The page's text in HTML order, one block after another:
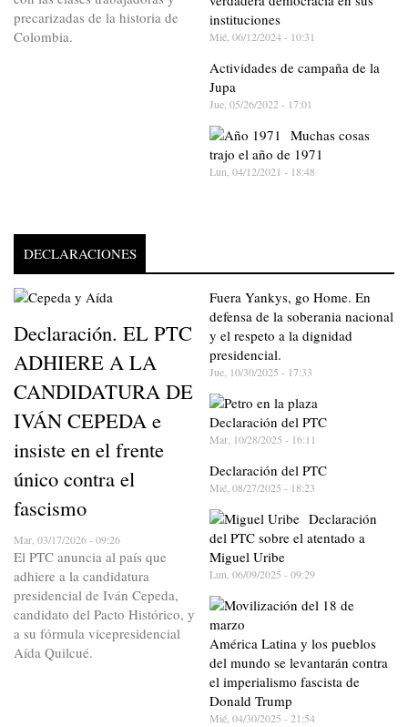
precarizadas de la historia de
Colombia.
instituciones
Mié, 06/12/2024 - 10:31
Actividades de campaña de la
Jupa
Jue, 05/26/2022 - 17:01
Muchas cosas
trajo el año de 1971
Lun, 04/12/2021 - 18:48
DECLARACIONES
Declaración. EL PTC
ADHIERE A LA
CANDIDATURA DE
IVÁN CEPEDA e
insiste en el frente
único contra el
fascismo
Mar, 03/17/2026 - 09:26
El PTC anuncia al país que
adhiere a la candidatura
presidencial de Iván Cepeda,
candidato del Pacto Histórico, y
a su fórmula vicepresidencial
Aída Quilcué.
Fuera Yankys, go Home. En
defensa de la soberania nacional
y el respeto a la dignidad
presidencial.
Jue, 10/30/2025 - 17:33
Declaración del PTC
Mar, 10/28/2025 - 16:11
Declaración del PTC
Mié, 08/27/2025 - 18:23
Declaración
del PTC sobre el atentado a
Miguel Uribe
Lun, 06/09/2025 - 09:29
América Latina y los pueblos
del mundo se levantarán contra
el imperialismo fascista de
Donald Trump
Mié, 04/30/2025 - 21:54